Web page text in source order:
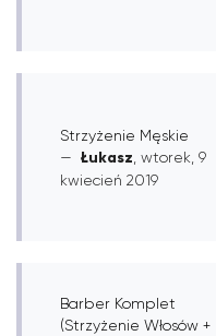
Strzyżenie Męskie
Łukasz , wtorek, 9
kwiecień 2019
Barber Komplet
(Strzyżenie Włosów +